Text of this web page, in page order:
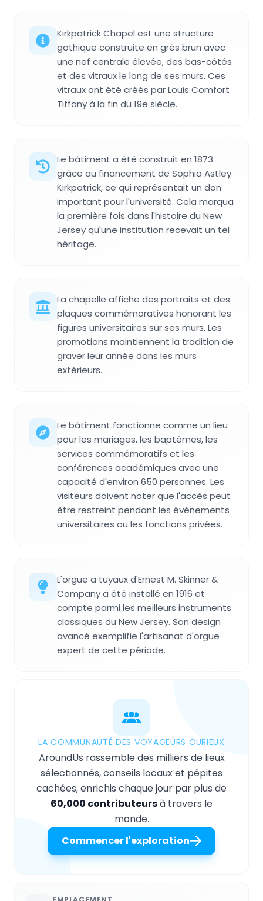
Kirkpatrick Chapel est une structure
gothique construite en grès brun avec
une nef centrale élevée, des bas-côtés
et des vitraux le long de ses murs. Ces
vitraux ont été créés par Louis Comfort
Tiffany à la fin du 19e siècle.
Le bâtiment a été construit en 1873
grâce au financement de Sophia Astley
Kirkpatrick, ce qui représentait un don
important pour l'université. Cela marqua
la première fois dans l'histoire du New
Jersey qu'une institution recevait un tel
héritage.
La chapelle affiche des portraits et des
plaques commémoratives honorant les
figures universitaires sur ses murs. Les
promotions maintiennent la tradition de
graver leur année dans les murs
extérieurs.
Le bâtiment fonctionne comme un lieu
pour les mariages, les baptêmes, les
services commémoratifs et les
conférences académiques avec une
capacité d'environ 650 personnes. Les
visiteurs doivent noter que l'accès peut
être restreint pendant les événements
universitaires ou les fonctions privées.
L'orgue a tuyaux d'Ernest M. Skinner &
Company a été installé en 1916 et
compte parmi les meilleurs instruments
classiques du New Jersey. Son design
avancé exemplifie l'artisanat d'orgue
expert de cette période.
LA COMMUNAUTÉ DES VOYAGEURS CURIEUX
AroundUs rassemble des milliers de lieux
sélectionnés, conseils locaux et pépites
cachées, enrichis chaque jour par plus de
60,000 contributeursà travers le
monde.
Commencer l'exploration